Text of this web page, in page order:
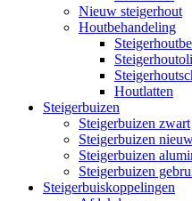
Nieuw steigerhout
Houtbehandeling
Houtlatten
Steigerbuizen
Steigerbuizen zwart
Steigerbuizen
Steigerbuizen
Steigerbuizen
Steigerbuiskoppelingen